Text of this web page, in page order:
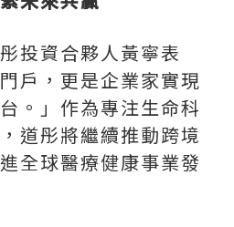
投資合夥人黃寧表
戶，更是企業家實現
。」作為專注生命科
道彤將繼續推動跨境
全球醫療健康事業發